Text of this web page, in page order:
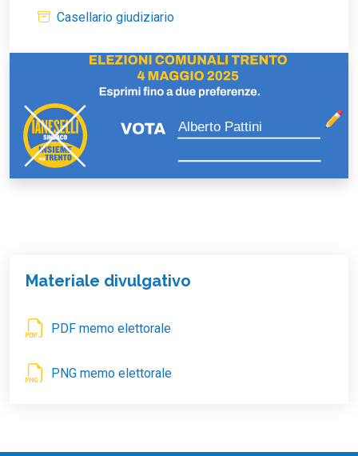
Casellario giudiziario
Alberto Pattini
Materiale divulgativo
PDF memo elettorale
PNG memo elettorale